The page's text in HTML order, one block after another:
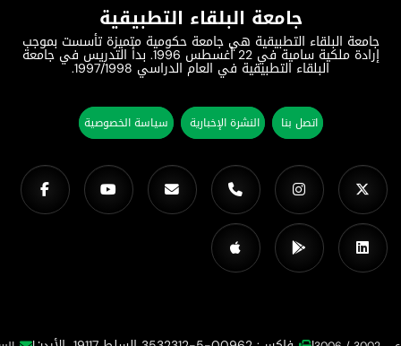
جامعة البلقاء التطبيقية
جامعة البلقاء التطبيقية هي جامعة حكومية متميزة تأسست بموجب
إرادة ملكية سامية في 22 أغسطس 1996. بدأ التدريس في جامعة
البلقاء التطبيقية في العام الدراسي 1997/1998.
اتصل بنا النشرة الإخبارية سياسة الخصوصية